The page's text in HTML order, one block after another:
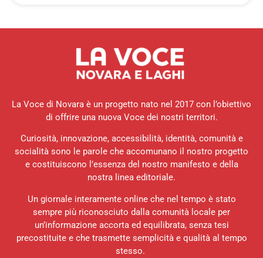
La Voce di Novara è un progetto nato nel 2017 con l’obiettivo
di offrire una nuova Voce dei nostri territori.
Curiosità, innovazione, accessibilità, identità, comunità e
socialità sono le parole che accomunano il nostro progetto
e costituiscono l’essenza del nostro manifesto e della
nostra linea editoriale.
Un giornale interamente online che nel tempo è stato
sempre più riconosciuto dalla comunità locale per
un’informazione accorta ed equilibrata, senza tesi
precostituite e che trasmette semplicità e qualità al tempo
stesso.